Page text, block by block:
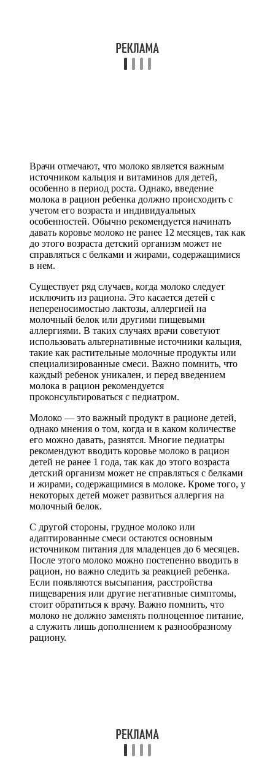
Врачи отмечают, что молоко является важным
источником кальция и витаминов для детей,
особенно в период роста. Однако, введение
молока в рацион ребенка должно происходить с
учетом его возраста и индивидуальных
особенностей. Обычно рекомендуется начинать
давать коровье молоко не ранее 12 месяцев, так как
до этого возраста детский организм может не
справляться с белками и жирами, содержащимися
в нем.
Существует ряд случаев, когда молоко следует
исключить из рациона. Это касается детей с
непереносимостью лактозы, аллергией на
молочный белок или другими пищевыми
аллергиями. В таких случаях врачи советуют
использовать альтернативные источники кальция,
такие как растительные молочные продукты или
специализированные смеси. Важно помнить, что
каждый ребенок уникален, и перед введением
молока в рацион рекомендуется
проконсультироваться с педиатром.
Молоко — это важный продукт в рационе детей,
однако мнения о том, когда и в каком количестве
его можно давать, разнятся. Многие педиатры
рекомендуют вводить коровье молоко в рацион
детей не ранее 1 года, так как до этого возраста
детский организм может не справляться с белками
и жирами, содержащимися в молоке. Кроме того, у
некоторых детей может развиться аллергия на
молочный белок.
С другой стороны, грудное молоко или
адаптированные смеси остаются основным
источником питания для младенцев до 6 месяцев.
После этого молоко можно постепенно вводить в
рацион, но важно следить за реакцией ребенка.
Если появляются высыпания, расстройства
пищеварения или другие негативные симптомы,
стоит обратиться к врачу. Важно помнить, что
молоко не должно заменять полноценное питание,
а служить лишь дополнением к разнообразному
рациону.